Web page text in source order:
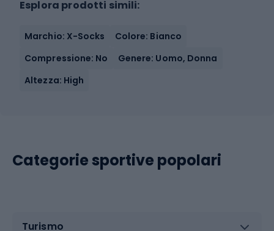
Esplora prodotti simili:
Marchio: X-Socks
Colore: Bianco
Compressione: No
Genere: Uomo, Donna
Altezza: High
Categorie sportive popolari
Turismo